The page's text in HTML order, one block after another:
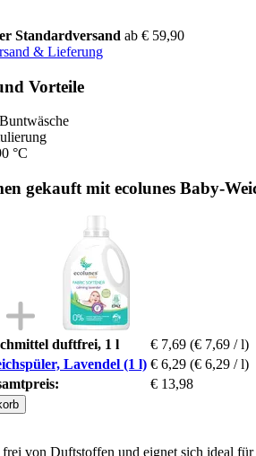
Standardversand ab € 59,90
& Lieferung
Vorteile
°C
gekauft mit ecolunes Baby-
duftfrei, 1 l € 7,69 (€ 7,69 / l)
Lavendel (1 l) € 6,29 (€ 6,29 / l)
€ 13,98
von Duftstoffen und eignet sich ideal